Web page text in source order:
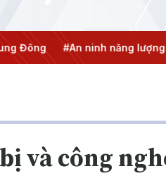
Đông #An ninh năng lượng
và công